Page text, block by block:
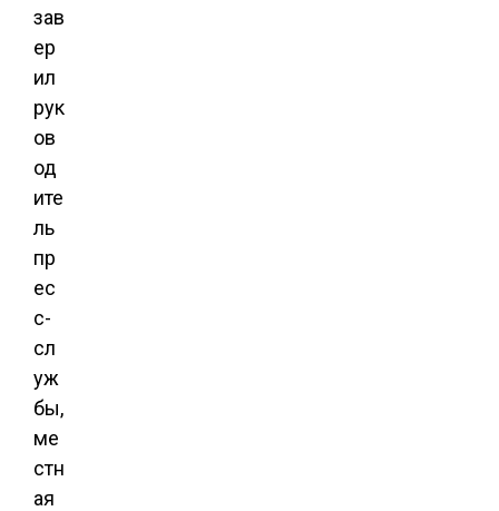
зав
ер
ил
рук
ов
од
ите
ль
пр
ес
с-
сл
уж
бы,
ме
стн
ая